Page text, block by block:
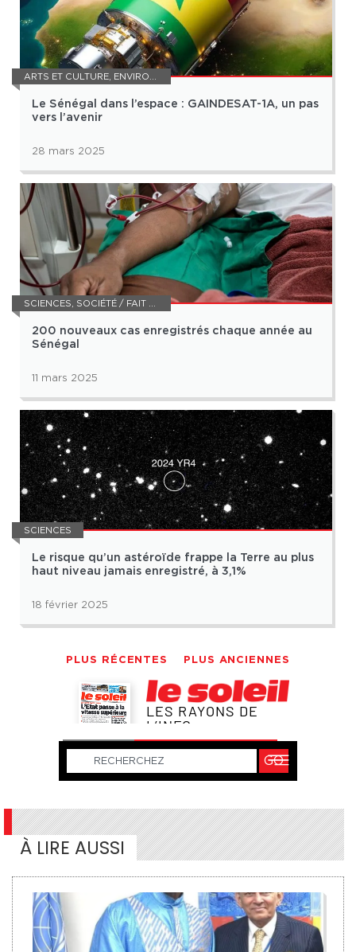
ARTS ET CULTURE, ENVIRONNEMENT ,SCIENCES
Le Sénégal dans l’espace : GAINDESAT-1A, un pas
vers l’avenir
28 mars 2025
SCIENCES, SOCIÉTÉ / FAIT DIVERS
200 nouveaux cas enregistrés chaque année au
Sénégal
11 mars 2025
SCIENCES
Le risque qu’un astéroïde frappe la Terre au plus
haut niveau jamais enregistré, à 3,1%
18 février 2025
PLUS RÉCENTES PLUS ANCIENNES
À LIRE AUSSI